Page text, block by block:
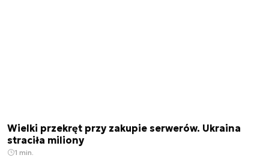
Wielki przekręt przy zakupie serwerów. Ukraina
straciła miliony
1 min.